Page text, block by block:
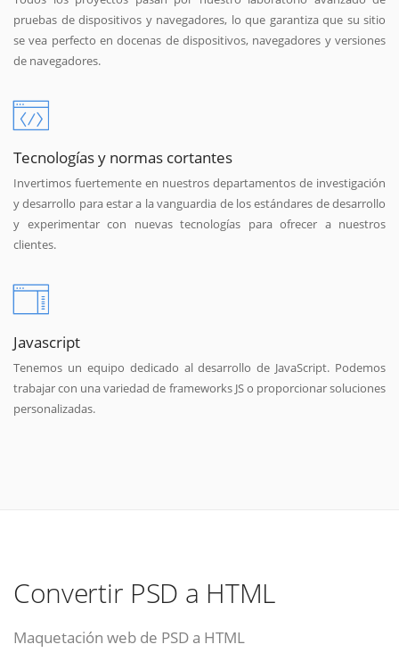
pruebas de dispositivos y navegadores, lo que garantiza que su sitio
se vea perfecto en docenas de dispositivos, navegadores y versiones
de navegadores.
Tecnologías y normas cortantes
Invertimos fuertemente en nuestros departamentos de investigación
y desarrollo para estar a la vanguardia de los estándares de desarrollo
y experimentar con nuevas tecnologías para ofrecer a nuestros
clientes.
Javascript
Tenemos un equipo dedicado al desarrollo de JavaScript. Podemos
trabajar con una variedad de frameworks JS o proporcionar soluciones
personalizadas.
Convertir PSD a HTML
Maquetación web de PSD a HTML